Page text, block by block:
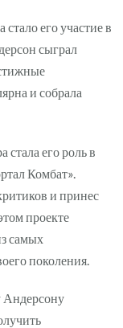
его участие в
сыграл
и собрала
его роль в
Комбат».
и принес
проекте
самых
поколения.
Андерсону